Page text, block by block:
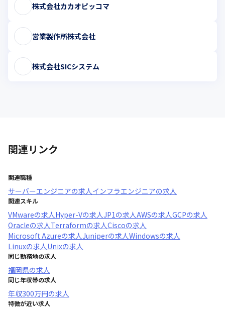
株式会社カカオピッコマ
営業製作所株式会社
株式会社SICシステム
関連リンク
関連職種
サーバーエンジニアの求人インフラエンジニアの求人
関連スキル
VMwareの求人Hyper-Vの求人JP1の求人AWSの求人GCPの求人
Oracleの求人Terraformの求人Ciscoの求人
Microsoft Azureの求人Juniperの求人Windowsの求人
Linuxの求人Unixの求人
同じ勤務地の求人
福岡県の求人
同じ年収帯の求人
年収300万円の求人
特徴が近い求人